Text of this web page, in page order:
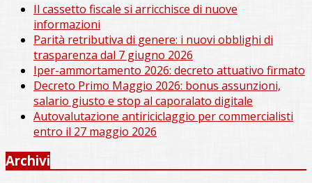
Il cassetto fiscale si arricchisce di nuove
informazioni
Parità retributiva di genere: i nuovi obblighi di
trasparenza dal 7 giugno 2026
Iper-ammortamento 2026: decreto attuativo firmato
Decreto Primo Maggio 2026: bonus assunzioni,
salario giusto e stop al caporalato digitale
Autovalutazione antiriciclaggio per commercialisti
entro il 27 maggio 2026
Archivi